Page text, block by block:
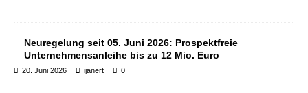
Neuregelung seit 05. Juni 2026: Prospektfreie
Unternehmensanleihe bis zu 12 Mio. Euro
20. Juni 2026 ijanert 0